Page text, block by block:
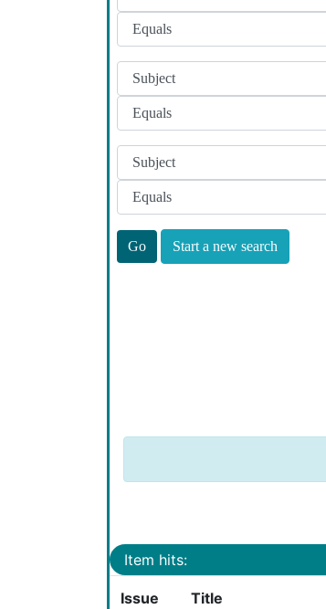
Start a new search
Item hits:
Issue
Title